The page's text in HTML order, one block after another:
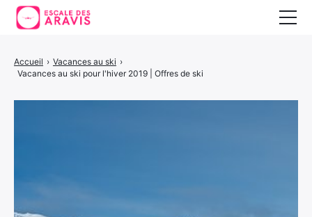
Accueil › Vacances au ski ›
Vacances au ski pour l'hiver 2019 | Offres de ski
Vacances d’été